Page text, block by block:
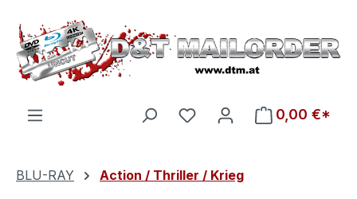
Zum Hauptinhalt springen
Du hast 0 Produkte auf
0,00 €*
BLU-RAY Action / Thriller / Krieg